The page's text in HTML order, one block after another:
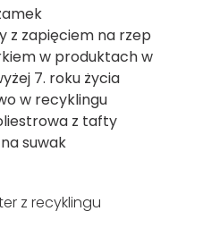
z zapięciem na rzep
w produktach w
7. roku życia
w recyklingu
z tafty
suwak
z recyklingu